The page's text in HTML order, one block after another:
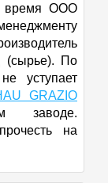
время ООО
(сырье). По
уступает
GRAZIO
заводе.
на